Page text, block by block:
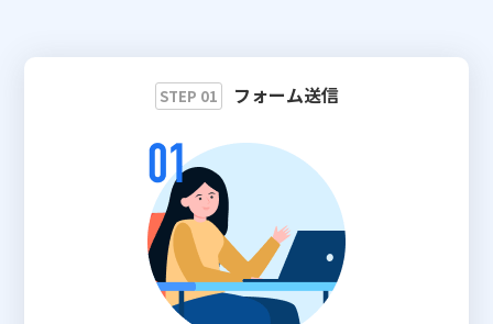
STEP 01 フォーム送信